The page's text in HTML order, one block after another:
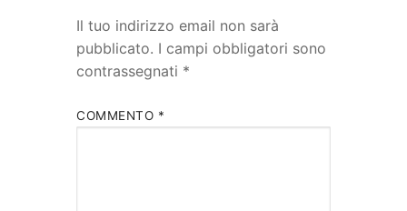
Il tuo indirizzo email non sarà
pubblicato. I campi obbligatori sono
contrassegnati *
COMMENTO *